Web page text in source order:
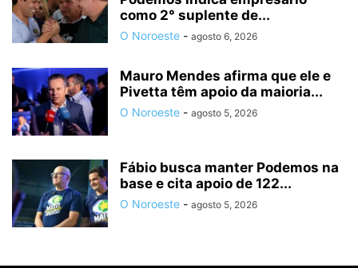
como 2° suplente de...
O Noroeste - agosto 6, 2026
Mauro Mendes afirma que ele e
Pivetta têm apoio da maioria...
O Noroeste - agosto 5, 2026
Fábio busca manter Podemos na
base e cita apoio de 122...
O Noroeste - agosto 5, 2026